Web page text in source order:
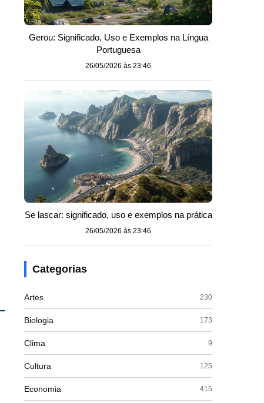
Gerou: Significado, Uso e Exemplos na Língua
Portuguesa
26/05/2026 às 23:46
Se lascar: significado, uso e exemplos na prática
26/05/2026 às 23:46
Categorias
Artes 230
Biologia 173
Clima 9
Cultura 125
Economia 415